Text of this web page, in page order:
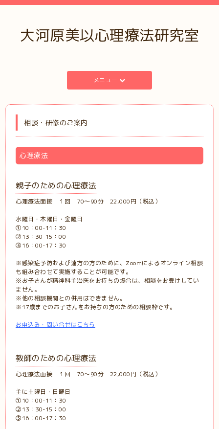
大河原美以心理療法研究室
メニュー
相談・研修のご案内
心理療法
親子のための心理療法
心理療法面接 １回 70～90分 22,000円（税込）
水曜日・木曜日・金曜日
①10：00-11：30
②13：30-15：00
③16：00-17：30
※感染症予防および遠方の方のために、Zoomによるオンライン相談
も組み合わせて実施することが可能です。
※お子さんが精神科主治医をお持ちの場合は、相談をお受けしてい
ません。
※他の相談機関との併用はできません。
※17歳までのお子さんをお持ちの方のための相談枠です。
お申込み・問い合せはこちら
教師のための心理療法
心理療法面接 １回 70～90分 22,000円（税込）
主に土曜日・日曜日
①10：00-11：30
②13：30-15：00
③16：00-17：30